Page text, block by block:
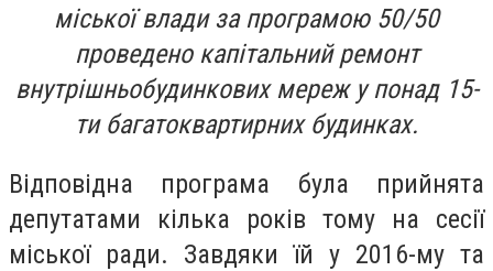
міської влади за програмою 50/50
проведено капітальний ремонт
внутрішньобудинкових мереж у понад 15-
ти багатоквартирних будинках.
Відповідна програма була прийнята
депутатами кілька років тому на сесії
міської ради. Завдяки їй у 2016-му та